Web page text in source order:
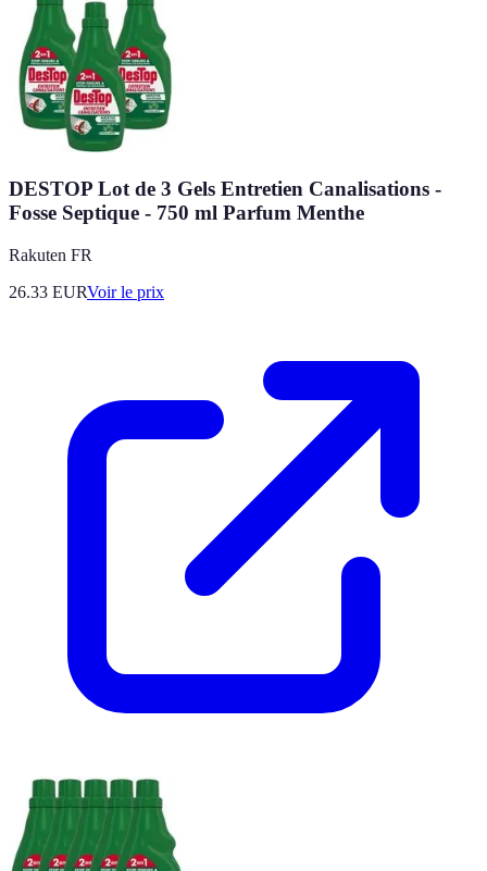
DESTOP Lot de 3 Gels Entretien Canalisations -
Fosse Septique - 750 ml Parfum Menthe
Rakuten FR
26.33 EURVoir le prix